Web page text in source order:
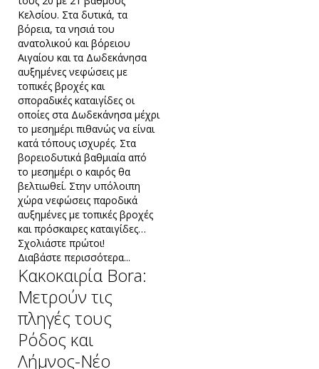
Κελσίου. Στα δυτικά, τα
βόρεια, τα νησιά του
ανατολικού και βόρειου
Αιγαίου και τα Δωδεκάνησα
αυξημένες νεφώσεις με
τοπικές βροχές και
σποραδικές καταιγίδες οι
οποίες στα Δωδεκάνησα μέχρι
το μεσημέρι πιθανώς να είναι
κατά τόπους ισχυρές. Στα
βορειοδυτικά βαθμιαία από
το μεσημέρι ο καιρός θα
βελτιωθεί. Στην υπόλοιπη
χώρα νεφώσεις παροδικά
αυξημένες με τοπικές βροχές
και πρόσκαιρες καταιγίδες…
Σχολιάστε πρώτοι!
Διαβάστε περισσότερα...
Κακοκαιρία Bora:
Μετρούν τις
πληγές τους
Ρόδος και
Λήμνος-Νέο